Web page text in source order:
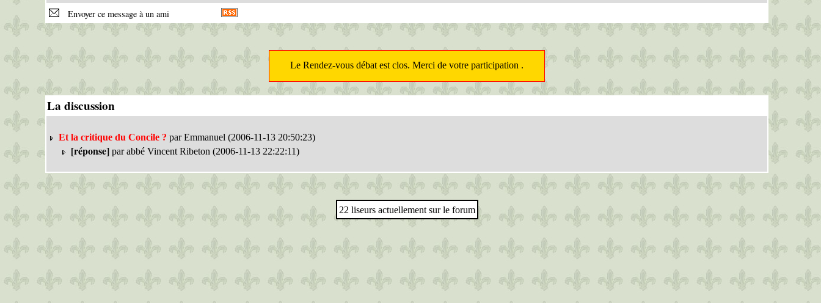
Envoyer ce message à un ami
Le Rendez-vous débat est clos. Merci de votre participation .
La discussion
Et la critique du Concile ? par Emmanuel (2006-11-13 20:50:23)
[réponse] par abbé Vincent Ribeton (2006-11-13 22:22:11)
22 liseurs actuellement sur le forum